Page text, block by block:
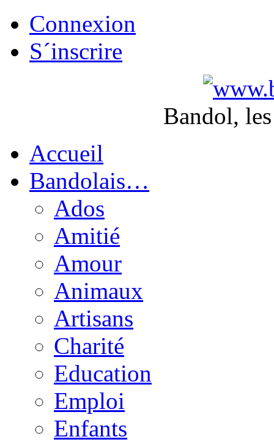
Connexion
S´inscrire
Bandol,
Accueil
Bandolais…
Ados
Amitié
Amour
Animaux
Artisans
Charité
Education
Emploi
Enfants